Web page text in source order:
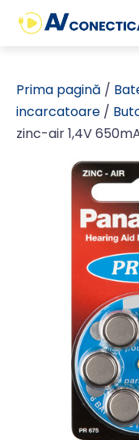
Prima pagină /
incarcatoare /
zinc-air 1,4V